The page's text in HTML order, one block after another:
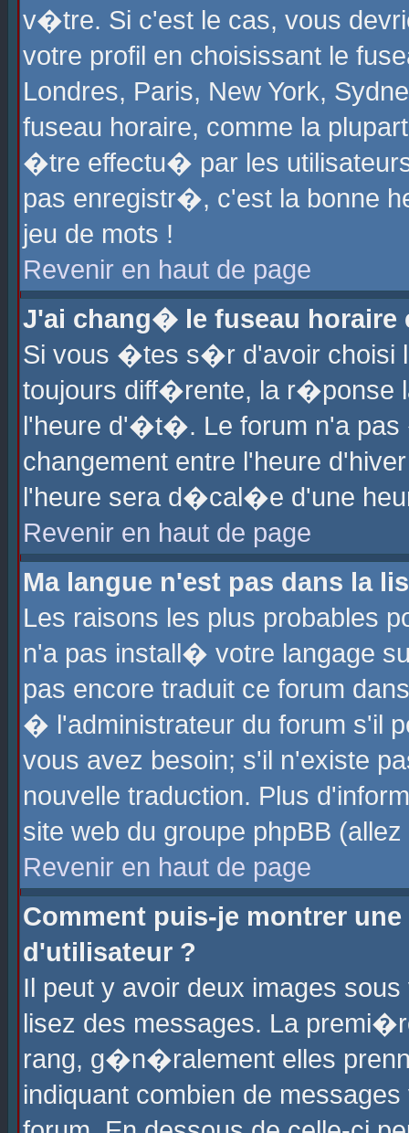
v�tre. Si c'est le cas, vous
votre profil en choisissant le
Londres, Paris, New York,
fuseau horaire, comme la
�tre effectu� par les
pas enregistr�, c'est la bonne
jeu de mots !
Revenir en haut de page
J'ai chang� le fuseau horaire
Si vous �tes s�r d'avoir choisi
toujours diff�rente, la r�ponse
l'heure d'�t�. Le forum n'a
changement entre l'heure
l'heure sera d�cal�e d'une
Revenir en haut de page
Ma langue n'est pas dans la
Les raisons les plus probables
n'a pas install� votre langage
pas encore traduit ce forum
� l'administrateur du forum s'il
vous avez besoin; s'il n'existe
nouvelle traduction. Plus
site web du groupe phpBB
Revenir en haut de page
Comment puis-je montrer
d'utilisateur ?
Il peut y avoir deux images
lisez des messages. La
rang, g�n�ralement elles
indiquant combien de